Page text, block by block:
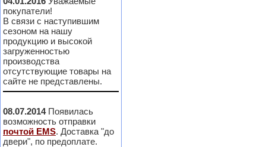
покупатели!
В связи с наступившим
сезоном на нашу
продукцию и высокой
загруженностью
производства
отсутствующие товары на
сайте не представлены.
08.07.2014Появилась
возможность отправки
почтой EMS. Доставка "до
двери", по предоплате.